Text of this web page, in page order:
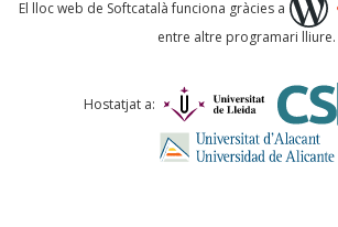
Comentari *
El lloc web de Softcatalà funciona gràcies a
entre altre programari lliure.
Hostatjat a: